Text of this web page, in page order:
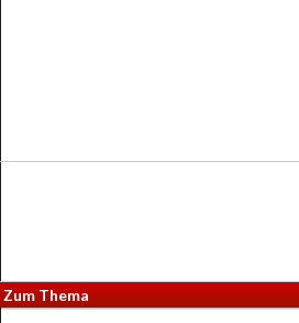
Zum Thema